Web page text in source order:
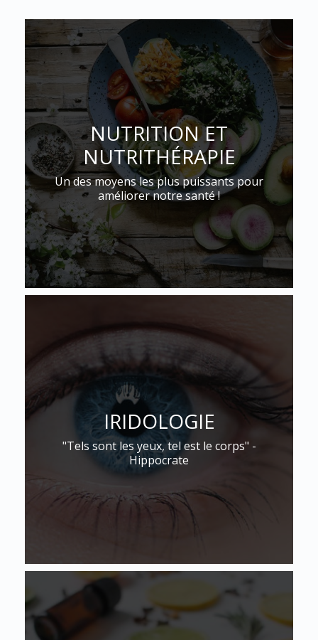
NUTRITION ET
NUTRITHÉRAPIE
Un des moyens les plus puissants pour
améliorer notre santé !
IRIDOLOGIE
"Tels sont les yeux, tel est le corps" -
Hippocrate